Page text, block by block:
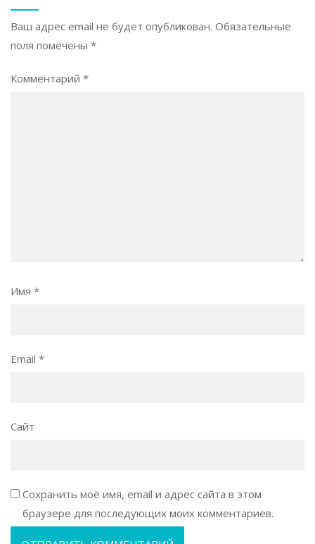
Ваш адрес email не будет опубликован. Обязательные
поля помечены *
Комментарий *
Имя *
Email *
Сайт
Сохранить моё имя, email и адрес сайта в этом
браузере для последующих моих комментариев.